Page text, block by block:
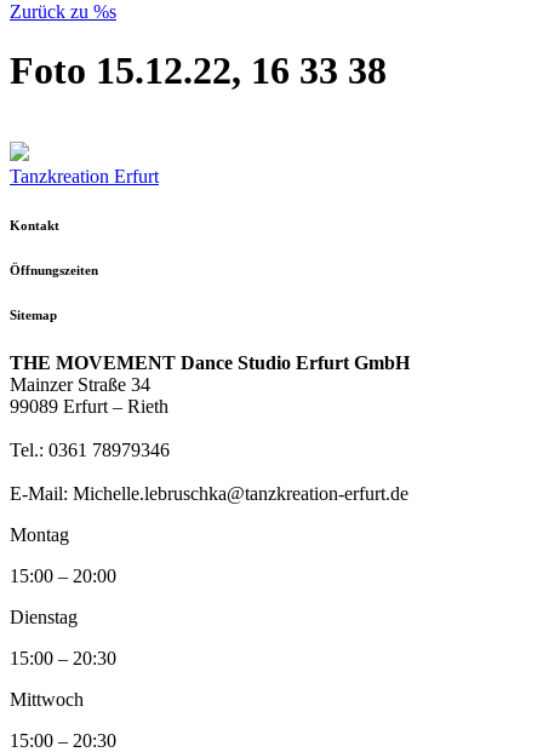
Zurück zu %s
Foto 15.12.22, 16 33 38
Tanzkreation Erfurt
Kontakt
Öffnungszeiten
Sitemap
THE MOVEMENT Dance Studio Erfurt GmbH
Mainzer Straße 34
99089 Erfurt – Rieth
Tel.: 0361 78979346
E-Mail: Michelle.lebruschka@tanzkreation-erfurt.de
Montag
15:00 – 20:00
Dienstag
15:00 – 20:30
Mittwoch
15:00 – 20:30